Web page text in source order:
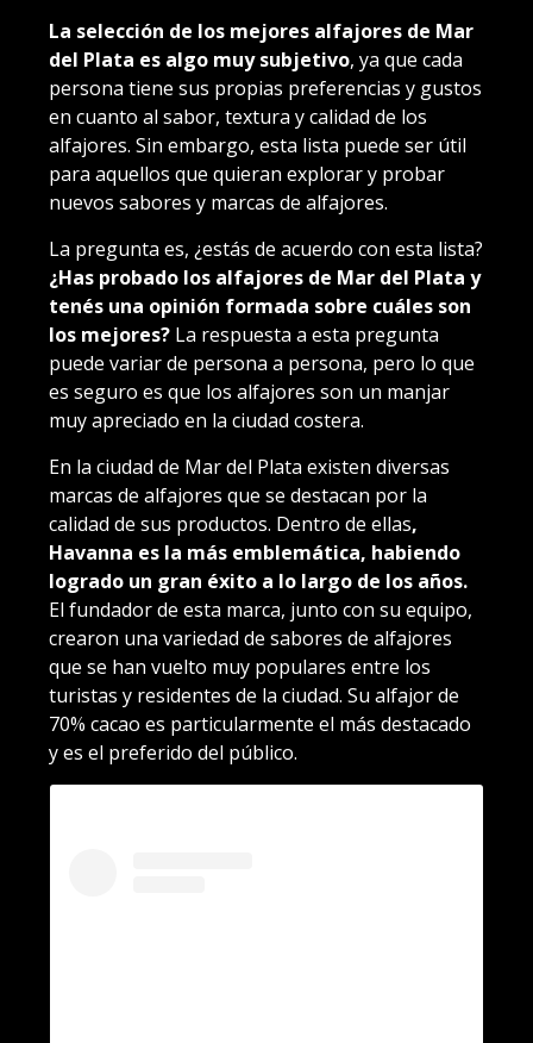
La selección de los mejores alfajores de Mar
del Plata es algo muy subjetivo, ya que cada
persona tiene sus propias preferencias y gustos
en cuanto al sabor, textura y calidad de los
alfajores. Sin embargo, esta lista puede ser útil
para aquellos que quieran explorar y probar
nuevos sabores y marcas de alfajores.
La pregunta es, ¿estás de acuerdo con esta lista?
¿Has probado los alfajores de Mar del Plata y
tenés una opinión formada sobre cuáles son
los mejores? La respuesta a esta pregunta
puede variar de persona a persona, pero lo que
es seguro es que los alfajores son un manjar
muy apreciado en la ciudad costera.
En la ciudad de Mar del Plata existen diversas
marcas de alfajores que se destacan por la
calidad de sus productos. Dentro de ellas,
Havanna es la más emblemática, habiendo
logrado un gran éxito a lo largo de los años.
El fundador de esta marca, junto con su equipo,
crearon una variedad de sabores de alfajores
que se han vuelto muy populares entre los
turistas y residentes de la ciudad. Su alfajor de
70% cacao es particularmente el más destacado
y es el preferido del público.